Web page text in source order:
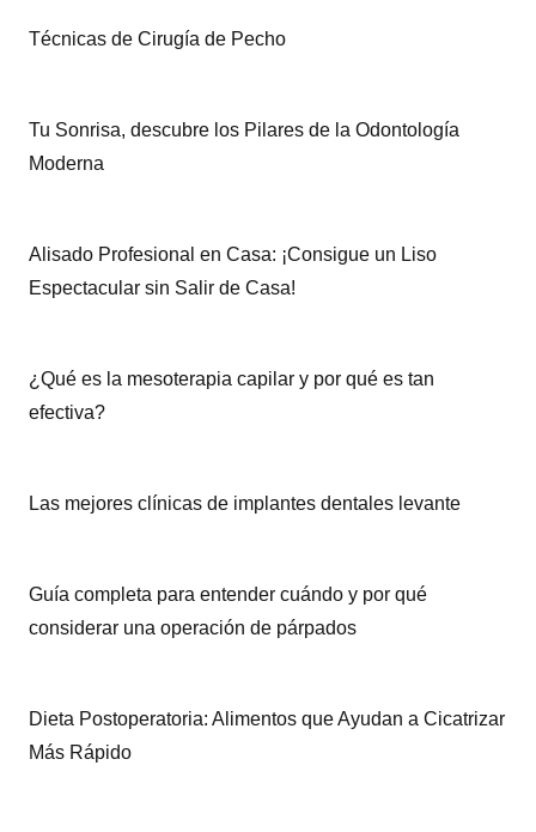
Técnicas de Cirugía de Pecho
Tu Sonrisa, descubre los Pilares de la Odontología
Moderna
Alisado Profesional en Casa: ¡Consigue un Liso
Espectacular sin Salir de Casa!
¿Qué es la mesoterapia capilar y por qué es tan
efectiva?
Las mejores clínicas de implantes dentales levante
Guía completa para entender cuándo y por qué
considerar una operación de párpados
Dieta Postoperatoria: Alimentos que Ayudan a Cicatrizar
Más Rápido